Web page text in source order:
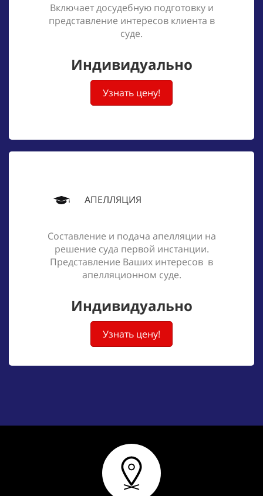
Включает досудебную подготовку и
представление интересов клиента в
суде.
Индивидуально
Узнать цену!
АПЕЛЛЯЦИЯ
Составление и подача апелляции на
решение суда первой инстанции.
Представление Ваших интересов в
апелляционном суде.
Индивидуально
Узнать цену!